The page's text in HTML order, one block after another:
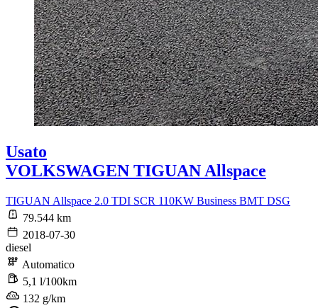
Usato
VOLKSWAGEN TIGUAN Allspace
TIGUAN Allspace 2.0 TDI SCR 110KW Business BMT DSG
79.544 km
2018-07-30
diesel
Automatico
5,1 l/100km
132 g/km